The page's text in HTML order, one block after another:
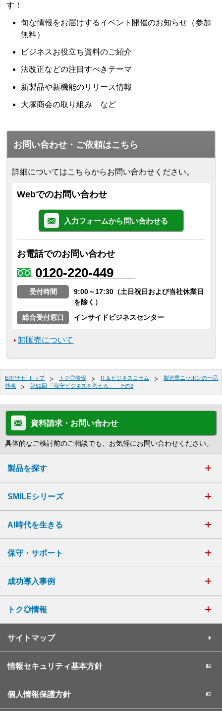
す！
旬な情報をお届けするイベント開催のお知らせ（参加
無料）
ビジネスお役立ち資料のご紹介
法改正などの注目すべきテーマ
新製品や新機能のリリース情報
大塚商会の取り組み など
お問い合わせ・ご依頼はこちら
詳細についてはこちらからお問い合わせください。
Webでのお問い合わせ
入力フォームから問い合わせる
お電話でのお問い合わせ
0120-220-449
受付時間
9:00～17:30（土日祝日および当社休業日
を除く）
総合受付窓口
インサイドビジネスセンター
卸販売について
ERPナビ トップ トク◎情報 IT＆ビジネスコラム
製造業ニッポンの一品
熱魂
第52回 「保守ビジネスを考える」 その3
資料請求・お問い合わせ
具体的なご検討前のご相談でも、お気軽にお問い合わせください。
製品を探す
SMILEシリーズ
AI時代を生きる
保守・サポート
成功導入事例
トク◎情報
サイトマップ
情報セキュリティ基本方針
個人情報保護方針